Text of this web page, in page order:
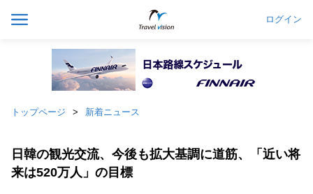
ログイン
トップページ 新着ニュース
日韓の観光交流、今後も拡大基調に道筋、「近い将
来は520万人」の目標